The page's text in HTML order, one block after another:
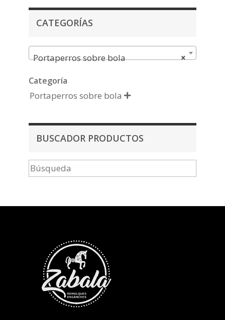
CATEGORÍAS
×
Portaperros sobre bola
Categoría
Portaperros sobre bola 
BUSCADOR PRODUCTOS